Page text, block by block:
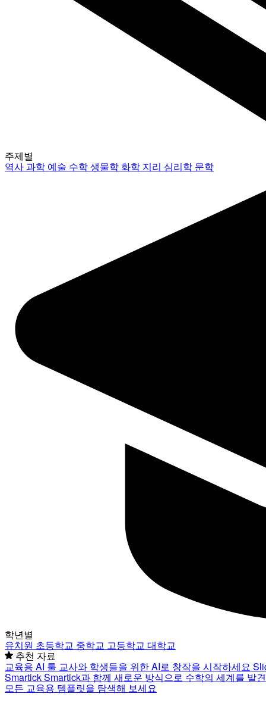
주제별
역사과학 예술 수학생물학 화학 지리 심리학 문학
학년별
유치원 초등학교 중학교 고등학교 대학교
추천 자료
교육용 AI 툴 교사와 학생들을 위한 AI로 창작을 시작하세요
SmartickSmartick과 함께 새로운 방식으로 수학의 세계를 발
모든 교육용 템플릿을 탐색해 보세요